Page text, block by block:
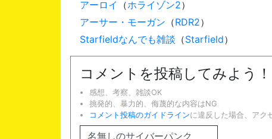
アーロイ
（ホライゾン2）
アーサー・モーガン （RDR2）
Starfieldなんでも雑談 （Starfield）
コメントを投稿してみよう！
感想、考察、雑談OK
挑発的、暴力的、侮蔑的な内容はNG
コメント投稿のガイドラインに違反した場合、アク